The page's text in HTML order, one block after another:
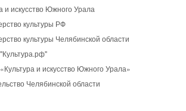
и искусство Южного Урала
культуры РФ
культуры Челябинской области
и искусство Южного Урала»
Челябинской области